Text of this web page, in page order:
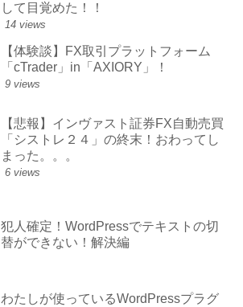
して目覚めた！！
14 views
【体験談】FX取引プラットフォーム
「cTrader」in​「AXIORY」！
9 views
【悲報】インヴァスト証券FX自動売買
「シストレ２４」の終末！おわってし
まった。。。
6 views
犯人確定！WordPressでテキストの切
替ができない！解決編
わたしが使っているWordPressプラグ